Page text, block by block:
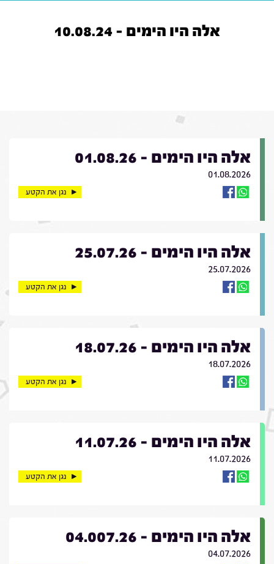
אלה היו הימים - 10.08.24
אלה היו הימים - 01.08.26
01.08.2026
נגן את הקטע
אלה היו הימים - 25.07.26
25.07.2026
נגן את הקטע
אלה היו הימים - 18.07.26
18.07.2026
נגן את הקטע
אלה היו הימים - 11.07.26
11.07.2026
נגן את הקטע
אלה היו הימים - 04.007.26
04.07.2026